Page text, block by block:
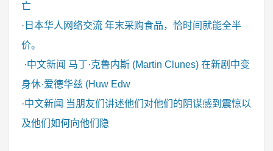
亡
· 日本华人网络交流 年末采购食品，恰时间就能全半
价。
·中文新闻 马丁·克鲁内斯 (Martin Clunes) 在新剧中变
身休·爱德华兹 (Huw Edw
·中文新闻 当朋友们讲述他们对他们的阴谋感到震惊以
及他们如何向他们隐